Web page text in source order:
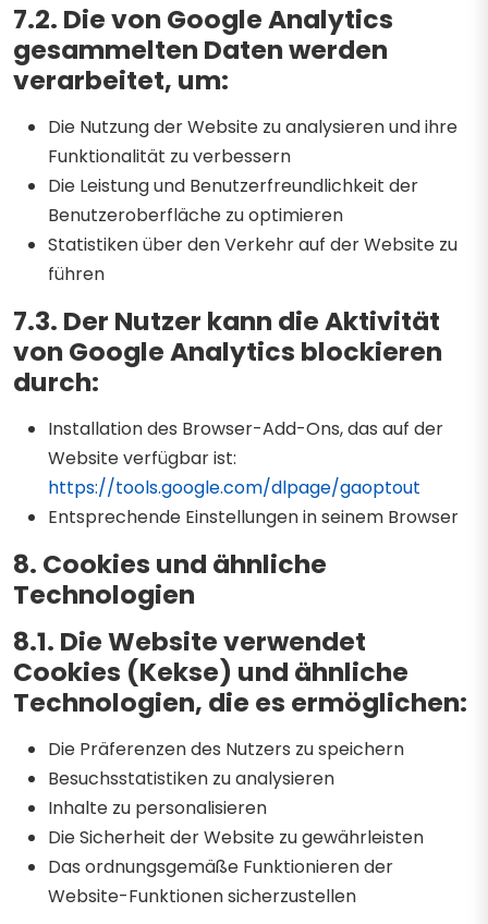
7.2. Die von Google Analytics
gesammelten Daten werden
verarbeitet, um:
Die Nutzung der Website zu analysieren und ihre
Funktionalität zu verbessern
Die Leistung und Benutzerfreundlichkeit der
Benutzeroberfläche zu optimieren
Statistiken über den Verkehr auf der Website zu
führen
7.3. Der Nutzer kann die Aktivität
von Google Analytics blockieren
durch:
Installation des Browser-Add-Ons, das auf der
Website verfügbar ist:
https://tools.google.com/dlpage/gaoptout
Entsprechende Einstellungen in seinem Browser
8. Cookies und ähnliche
Technologien
8.1. Die Website verwendet
Cookies (Kekse) und ähnliche
Technologien, die es ermöglichen:
Die Präferenzen des Nutzers zu speichern
Besuchsstatistiken zu analysieren
Inhalte zu personalisieren
Die Sicherheit der Website zu gewährleisten
Das ordnungsgemäße Funktionieren der
Website-Funktionen sicherzustellen